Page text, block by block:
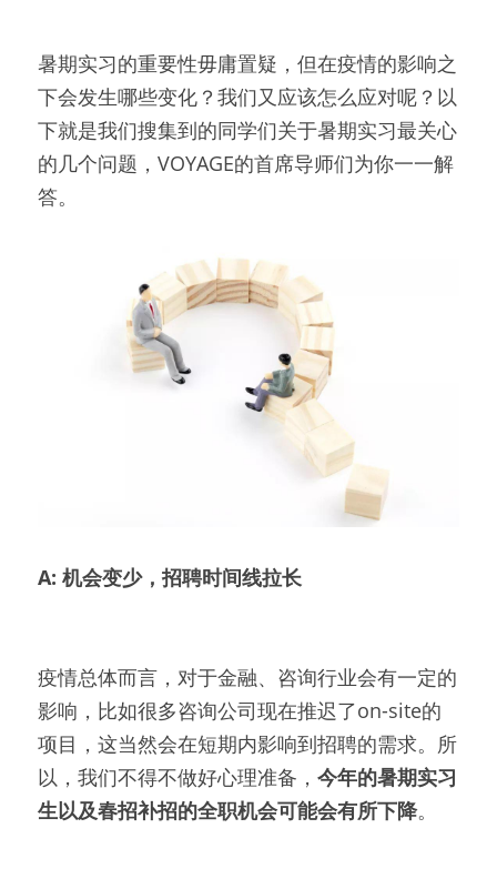
暑期实习的重要性毋庸置疑，但在疫情的影响之
下会发生哪些变化？我们又应该怎么应对呢？以
下就是我们搜集到的同学们关于暑期实习最关心
的几个问题，VOYAGE的首席导师们为你一一解
答。
A: 机会变少，招聘时间线拉长
疫情总体而言，对于金融、咨询行业会有一定的
影响，比如很多咨询公司现在推迟了on-site的
项目，这当然会在短期内影响到招聘的需求。所
以，我们不得不做好心理准备， 今年的暑期实习
生以及春招补招的全职机会可能会有所下降。